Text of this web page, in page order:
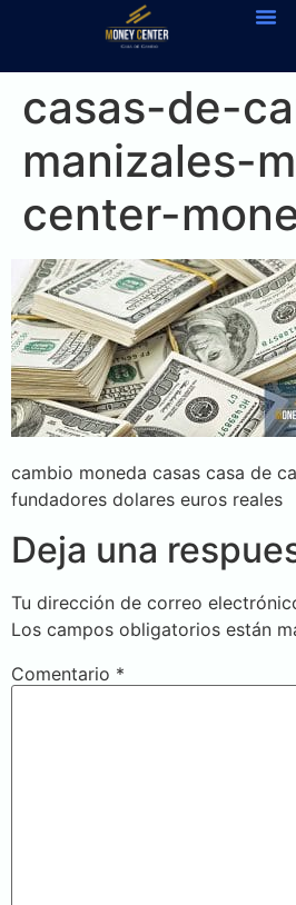
casas-de-
manizales-
center-
cambio moneda casas casa de
fundadores dolares euros reales
Deja una
Tu dirección de correo
Los campos obligatorios están
Comentario *